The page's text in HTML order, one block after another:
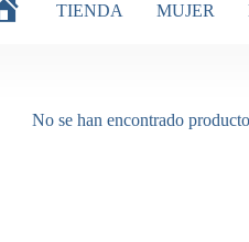
INICIO TIENDA MUJER
No se han encontrado